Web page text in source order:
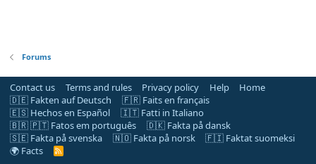
Forums
Contact us Terms and rules Privacy policy Help
Home
🇩🇪 Fakten auf Deutsch
🇫🇷 Faits en français
🇪🇸 Hechos en Español
🇮🇹 Fatti in Italiano
🇧🇷 🇵🇹 Fatos em português
🇩🇰 Fakta på dansk
🇸🇪 Fakta på svenska
🇳🇴 Fakta på norsk
🇫🇮 Faktat suomeksi
🌍 Facts
R